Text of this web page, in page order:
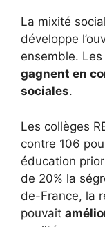
La mixité
développe
ensemble.
gagnent en
sociales.
Les collèges
contre 106
éducation
de 20% la
de-France, la
pouvait